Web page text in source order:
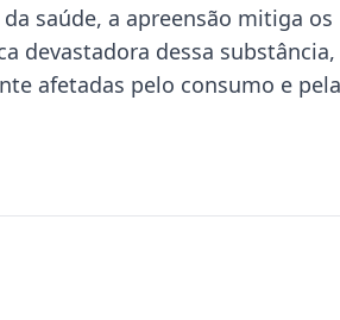
saúde, a apreensão mitiga os
devastadora dessa substância,
afetadas pelo consumo e pela